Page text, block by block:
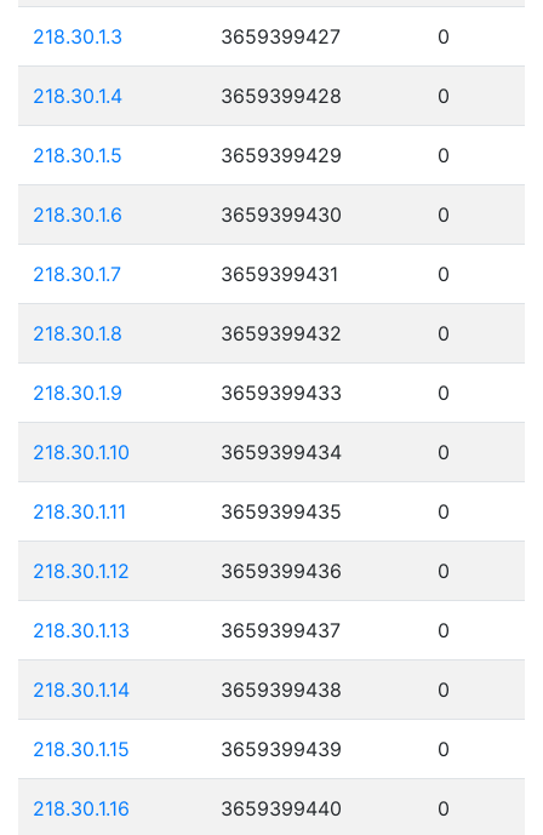
218.30.1.3 3659399427 0
218.30.1.4 3659399428 0
218.30.1.5 3659399429 0
218.30.1.6 3659399430 0
218.30.1.7 3659399431 0
218.30.1.8 3659399432 0
218.30.1.9 3659399433 0
218.30.1.10 3659399434 0
218.30.1.11 3659399435 0
218.30.1.12 3659399436 0
218.30.1.13 3659399437 0
218.30.1.14 3659399438 0
218.30.1.15 3659399439 0
218.30.1.16 3659399440 0